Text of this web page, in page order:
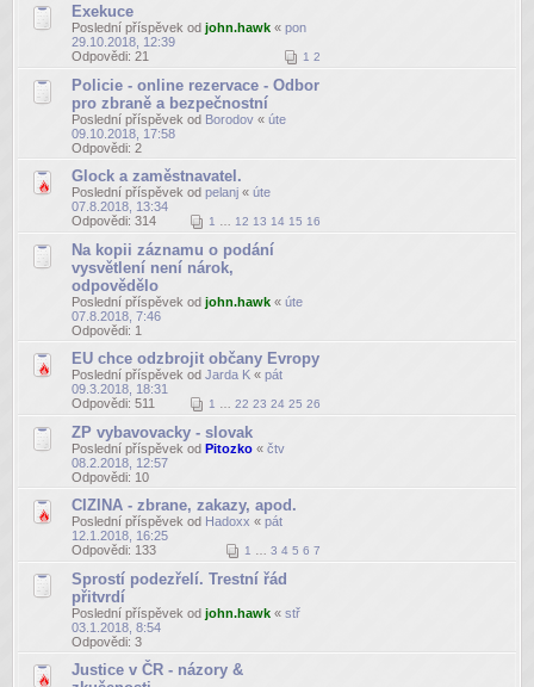
Exekuce
Poslední příspěvek od john.hawk « pon
29.10.2018, 12:39
Odpovědi: 21 1 2
Policie - online rezervace - Odbor
pro zbraně a bezpečnostní
Poslední příspěvek od Borodov « úte
09.10.2018, 17:58
Odpovědi: 2
Glock a zaměstnavatel.
Poslední příspěvek od pelanj « úte
07.8.2018, 13:34
Odpovědi: 314 1 12 13 14 15 16
Na kopii záznamu o podání
vysvětlení není nárok,
odpovědělo
Poslední příspěvek od john.hawk « úte
07.8.2018, 7:46
Odpovědi: 1
EU chce odzbrojit občany Evropy
Poslední příspěvek od Jarda K « pát
09.3.2018, 18:31
Odpovědi: 511 1 22 23 24 25 26
ZP vybavovacky - slovak
Poslední příspěvek od Pitozko « čtv
08.2.2018, 12:57
Odpovědi: 10
CIZINA - zbrane, zakazy, apod.
Poslední příspěvek od Hadoxx « pát
12.1.2018, 16:25
Odpovědi: 133 1 3 4 5 6 7
Sprostí podezřelí. Trestní řád
přitvrdí
Poslední příspěvek od john.hawk « stř
03.1.2018, 8:54
Odpovědi: 3
Justice v ČR - názory &